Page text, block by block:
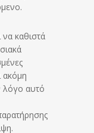
να καθιστά
ακόμη
λόγο αυτό